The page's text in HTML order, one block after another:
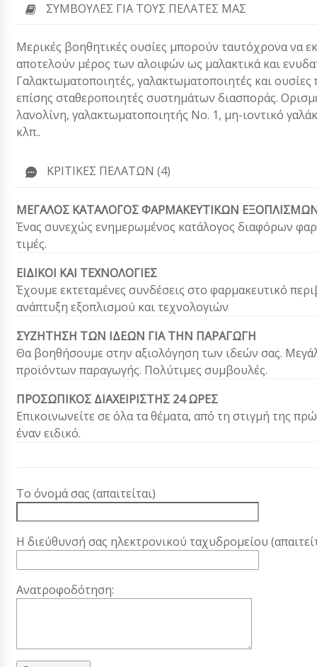
ΣΥΜΒΟΥΛΈΣ ΓΙΑ ΤΟΥΣ ΠΕΛΆΤΕΣ ΜΑΣ
Μερικές βοηθητικές ουσίες μπορούν ταυτόχρονα να
αποτελούν μέρος των αλοιφών ως μαλακτικά και
Γαλακτωματοποιητές, γαλακτωματοποιητές και
επίσης σταθεροποιητές συστημάτων διασποράς.
λανολίνη, γαλακτωματοποιητής Νο. 1, μη-ιοντικό
κλπ..
ΚΡΙΤΙΚΈΣ ΠΕΛΑΤΏΝ (4)
ΜΕΓΑΛΟΣ ΚΑΤΑΛΟΓΟΣ ΦΑΡΜΑΚΕΥΤΙΚΩΝ
Ένας συνεχώς ενημερωμένος κατάλογος διαφόρων
τιμές.
ΕΙΔΙΚΟΙ ΚΑΙ ΤΕΧΝΟΛΟΓΙΕΣ
Έχουμε εκτεταμένες συνδέσεις στο φαρμακευτικό
ανάπτυξη εξοπλισμού και τεχνολογιών
ΣΥΖΗΤΗΣΗ ΤΩΝ ΙΔΕΩΝ ΓΙΑ ΤΗΝ ΠΑΡΑΓΩΓΗ
Θα βοηθήσουμε στην αξιολόγηση των ιδεών σας.
προϊόντων παραγωγής. Πολύτιμες συμβουλές.
ΠΡΟΣΩΠΙΚΟΣ ΔΙΑΧΕΙΡΙΣΤΗΣ 24 ΩΡΕΣ
Επικοινωνείτε σε όλα τα θέματα, από τη στιγμή της
έναν ειδικό.
Το όνομά σας (απαιτείται)
Η διεύθυνσή σας ηλεκτρονικού ταχυδρομείου
Ανατροφοδότηση: